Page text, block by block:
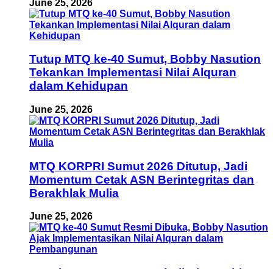
June 25, 2026
Tutup MTQ ke-40 Sumut, Bobby Nasution
Tekankan Implementasi Nilai Alquran
dalam Kehidupan
June 25, 2026
MTQ KORPRI Sumut 2026 Ditutup, Jadi
Momentum Cetak ASN Berintegritas dan
Berakhlak Mulia
June 25, 2026